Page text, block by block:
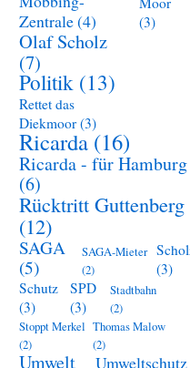
Zentrale(4)
(3)
Olaf Scholz
(7)
Politik (13)
Rettet das
Diekmoor (3)
Ricarda (16)
Ricarda - für Hamburg
(6)
Rücktritt Guttenberg
(12)
SAGA
(5)
SAGA-Mieter
(2)
(3)
Schutz
(3)
SPD
(3)
Stadtbahn
(2)
Stoppt Merkel
(2)
Thomas Malow
(2)
Umwelt
Umweltschutz